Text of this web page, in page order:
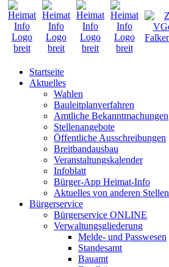
Startseite
Aktuelles
Wahlen
Bauleitplanverfahren
Amtliche Bekanntmachungen
Stellenangebote
Öffentliche Ausschreibungen
Breitbandausbau
Veranstaltungskalender
Infoblatt
Bürger-App Heimat-Info
Aktuelles von anderen Stellen
Bürgerservice
Bürgerservice ONLINE
Verwaltungsgliederung
Melde- und Passwesen
Standesamt
Bauamt